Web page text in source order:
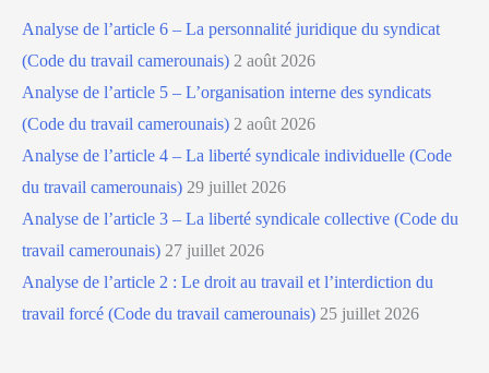
Analyse de l’article 6 – La personnalité juridique du syndicat
(Code du travail camerounais) 2 août 2026
Analyse de l’article 5 – L’organisation interne des syndicats
(Code du travail camerounais) 2 août 2026
Analyse de l’article 4 – La liberté syndicale individuelle (Code
du travail camerounais) 29 juillet 2026
Analyse de l’article 3 – La liberté syndicale collective (Code du
travail camerounais) 27 juillet 2026
Analyse de l’article 2 : Le droit au travail et l’interdiction du
travail forcé (Code du travail camerounais) 25 juillet 2026